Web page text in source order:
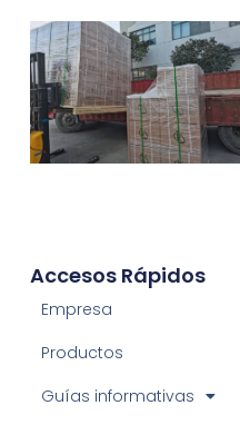
Accesos Rápidos
Empresa
Productos
Guías informativas